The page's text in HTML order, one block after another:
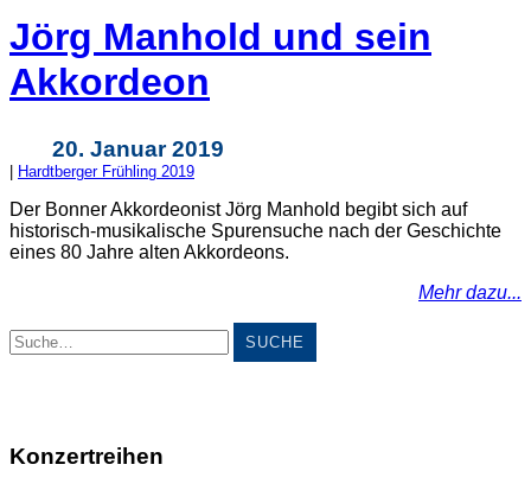
Jörg Manhold und sein
Akkordeon
20. Januar 2019
Hardtberger Frühling 2019
Der Bonner Akkordeonist Jörg Manhold begibt sich auf
historisch-musikalische Spurensuche nach der Geschichte
eines 80 Jahre alten Akkordeons.
Mehr dazu...
Suche
Konzertreihen